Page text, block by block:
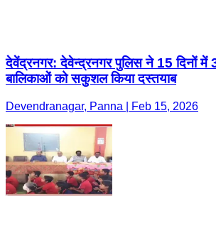
देवेंद्रनगर: देवेन्द्रनगर पुलिस ने 15 दिनों में
बालिकाओं को सकुशल किया दस्तयाब
Devendranagar, Panna | Feb 15, 2026